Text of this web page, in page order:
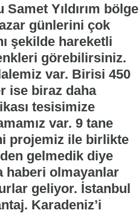
Yıldırım bölge
günlerini çok
şekilde hareketli
görebilirsiniz.
var. Birisi 450
ise biraz daha
tesisimize
var. 9 tane
projemiz ile birlikte
gelmedik diye
haberi olmayanlar
geliyor. İstanbul
Karadeniz’i